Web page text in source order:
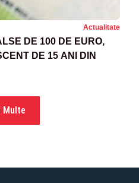
Actualitate
DE 100 DE EURO,
DE 15 ANI DIN
Multe